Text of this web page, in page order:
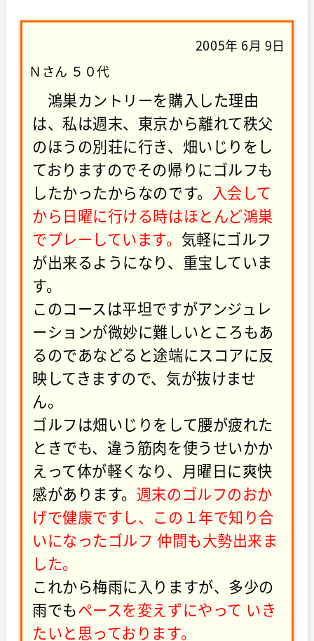
2005年 6月 9日
Ｎさん ５０代
鴻巣カントリーを購入した理由
は、私は週末、東京から離れて秩父
のほうの別荘に行き、畑いじりをし
ておりますのでその帰りにゴルフも
したかったからなのです。 入会して
から日曜に行ける時はほとんど鴻巣
でプレーしています。 気軽にゴルフ
が出来るようになり、重宝していま
す。
このコースは平坦ですがアンジュレ
ーションが微妙に難しいところもあ
るのであなどると途端にスコアに反
映してきますので、気が抜けませ
ん。
ゴルフは畑いじりをして腰が疲れた
ときでも、違う筋肉を使うせいかか
えって体が軽くなり、月曜日に爽快
感があります。 週末のゴルフのおか
げで健康ですし、この１年で知り合
いになったゴルフ 仲間も大勢出来ま
した。
これから梅雨に入りますが、多少の
雨でもペースを変えずにやって いき
たいと思っております。